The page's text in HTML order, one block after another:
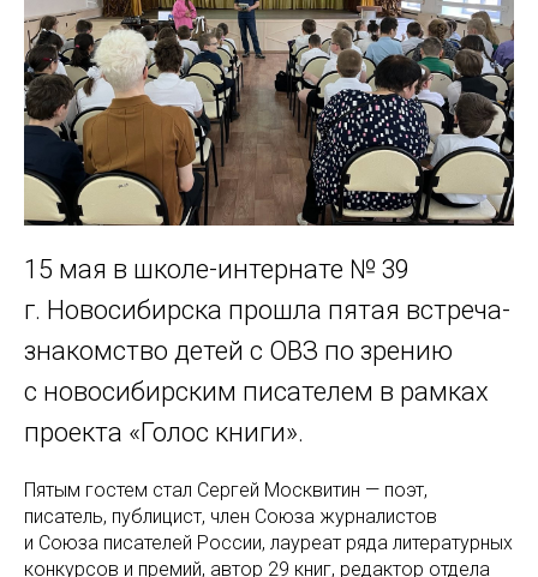
15 мая в школе-интернате № 39
г. Новосибирска прошла пятая встреча-
знакомство детей с ОВЗ по зрению
с новосибирским писателем в рамках
проекта «Голос книги».
Пятым гостем стал Сергей Москвитин — поэт,
писатель, публицист, член Союза журналистов
и Союза писателей России, лауреат ряда литературных
конкурсов и премий, автор 29 книг, редактор отдела